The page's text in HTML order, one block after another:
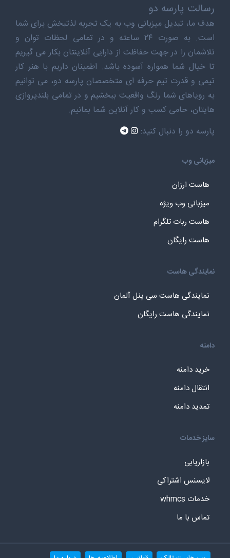
رسالت پارسه دو
هدف ما، تبدیل میزبانی وب به یک تجربه لذتبخش برای شما
است. به صورت ۲۴ ساعته و در تمامی لحظات توان و
تلاشمان را در جهت حفاظت از دارایی آنلاینتان بکار می گیریم
تا خیال شما همواره آسوده باشد. اطمینان داریم با هنر کار
تیمی و قدرت تیم حرفه ای متخصصان پارسه دو، می توانیم
به رویاهای شما رنگ واقعیت ببخشیم و در تمامی بلندپروازی
هایتان، حامی کسب و کار آنلاین شما بمانیم.
پارسه دو را دنبال کنید:
میزبانی وب
هاست ارزان
میزبانی وب ویژه
هاست ربات تلگرام
هاست رایگان
نمایندگی هاست
نمایندگی هاست سی پنل آلمان
نمایندگی هاست رایگان
دامنه
خرید دامنه
انتقال دامنه
تمدید دامنه
سایز خدمات
بازاریابی
لایسنس اشتراکی
خدمات whmcs
تماس با ما